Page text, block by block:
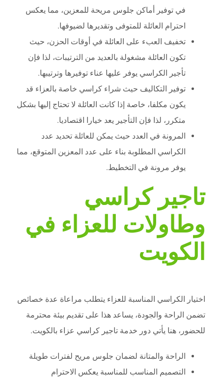
في توفير أماكن جلوس مريحة للمعزين، مما يعكس
احترام العائلة للمتوفى وتقديرها لضيوفها.
تخفيف العبء على العائلة في أوقات الحزن، حيث
تكون العائلة مشغولة بالعديد من الترتيبات، لذا فإن
تأجير الكراسي يوفر عليها عناء توفيرها وترتيبها.
توفير التكاليف حيث شراء كراسي خاصة بالعزاء قد
يكون مكلفا، خاصة إذا كانت العائلة لا تحتاج إليها بشكل
متكرر، لذا فإن التأجير يعد خيارا اقتصاديا.
المرونة في العدد حيث يمكن للعائلة تحديد عدد
الكراسي المطلوبة بناء على عدد المعزين المتوقع، مما
يوفر مرونة في التخطيط.
تاجير كراسي
وطاولات للعزاء في
الكويت
اختيار الكراسي المناسبة للعزاء يتطلب مراعاة عدة خصائص
تضمن الراحة والجودة، يساعد هذا على تقديم بيئة محترمة
للحضور، هنا يأتي دور خدمة تاجير كراسي عزاء بالكويت.
الراحة والمتانة لضمان جلوس مريح لفترات طويلة
التصميم المناسب للمناسبة يعكس الاحترام